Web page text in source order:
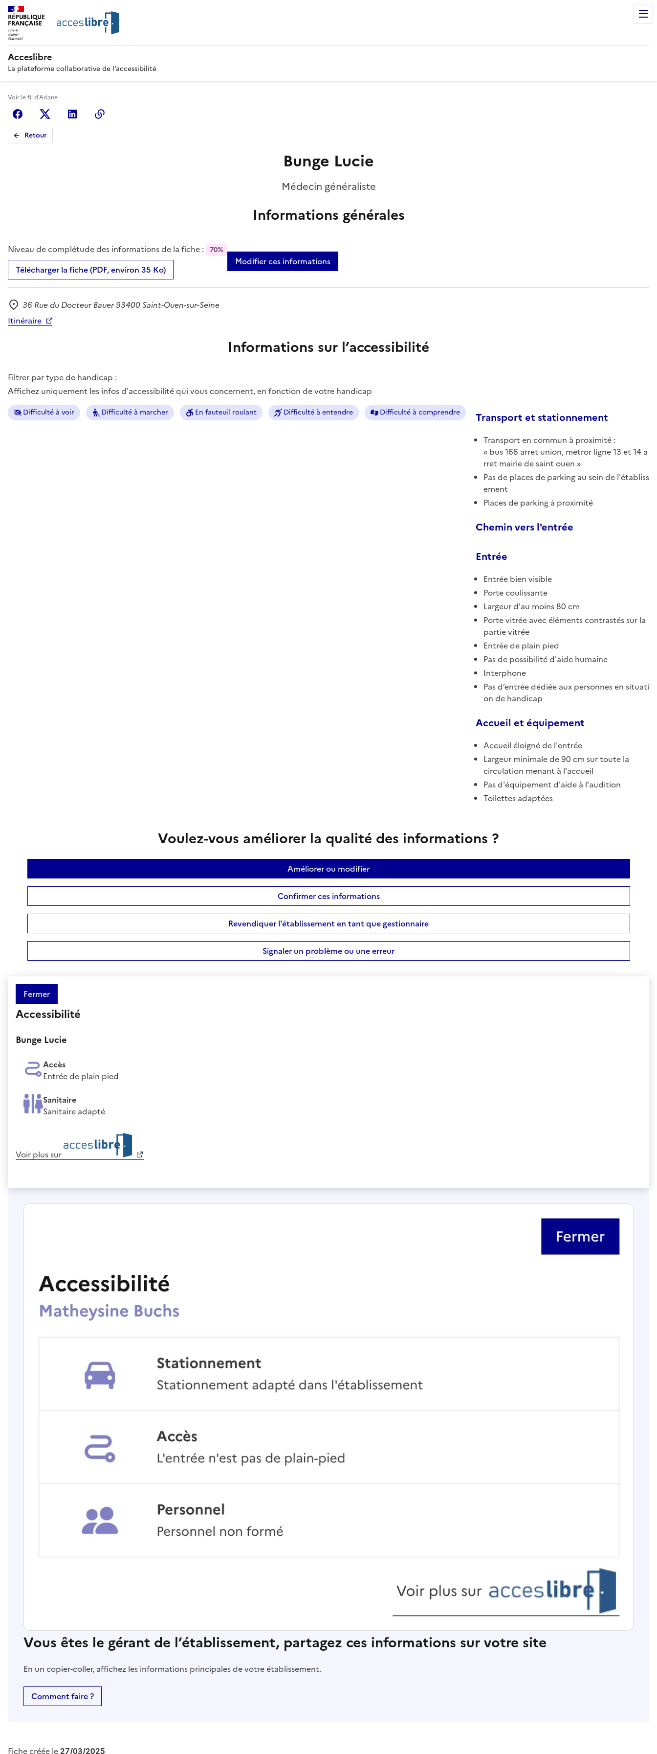
RÉPUBLIQUE
FRANÇAISE
Acceslibre
La plateforme collaborative de l’accessibilité
Voir le fil d'Ariane
FacebookX (anciennement Twitter)
Linkedin
Retour
Bunge Lucie
Médecin généraliste
Informations générales
Niveau de complétude des informations de la fiche : 70%
Télécharger la fiche (PDF, environ 35 Ko)
Modifier ces informations
Adresse
36 Rue du Docteur Bauer 93400 Saint-Ouen-sur-Seine
Itinéraire
Informations sur l’accessibilité
Filtrer par type de handicap :
Affichez uniquement les infos d'accessibilité qui vous concernent, en fonction de votre handicap
Difficulté à voir Difficulté à marcher En fauteuil roulant Difficulté à entendre Difficulté à comprendre Transport et stationnement
Transport en commun à proximité :
bus 166 arret union, metror ligne 13 et 14 a
rret mairie de saint ouen
Pas de places de parking au sein de l'établiss
ement
Places de parking à proximité
Chemin vers l'entrée
Entrée
Entrée bien visible
Porte coulissante
Largeur d'au moins 80 cm
Porte vitrée avec éléments contrastés sur la
partie vitrée
Entrée de plain pied
Pas de possibilité d'aide humaine
Interphone
Pas d’entrée dédiée aux personnes en situati
on de handicap
Accueil et équipement
Accueil éloigné de l'entrée
Largeur minimale de 90 cm sur toute la
circulation menant à l'accueil
Pas d'équipement d'aide à l'audition
Toilettes adaptées
Voulez-vous améliorer la qualité des informations ?
Améliorer ou modifier
Confirmer ces informations
Revendiquer l'établissement en tant que gestionnaire
Signaler un problème ou une erreur
Fermer
Accessibilité
Bunge Lucie
Accès
Entrée de plain pied
Sanitaire
Sanitaire adapté
Voir plus sur
Vous êtes le gérant de l’établissement, partagez ces informations sur votre site
En un copier-coller, affichez les informations principales de votre établissement.
Comment faire ?
Fiche créée le27/03/2025